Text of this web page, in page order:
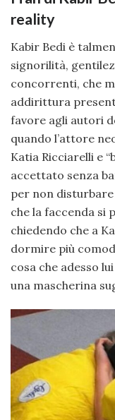
reality
Kabir Bedi è
signorilità,
concorrenti, che
addirittura
favore agli autori
quando l’attore
Katia Ricciarelli e
accettato senza
per non
che la faccenda si
chiedendo che a
dormire più
cosa che adesso
una mascherina